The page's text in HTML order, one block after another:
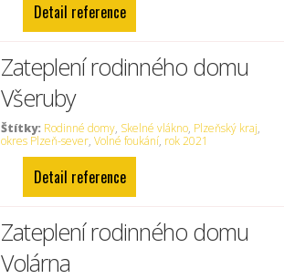
Detail reference
Zateplení rodinného domu
Všeruby
Štítky: Rodinné domy, Skelné vlákno, Plzeňský kraj,
okres Plzeň-sever,Volné foukání, rok 2021
Detail reference
Zateplení rodinného domu
Volárna